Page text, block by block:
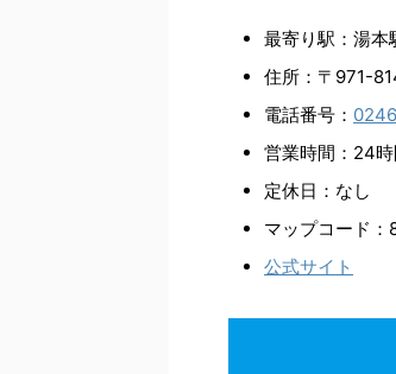
最寄り駅：湯本
住所：〒971-
電話番号：
営業時間：24
定休日：なし
マップコード
公式サイト